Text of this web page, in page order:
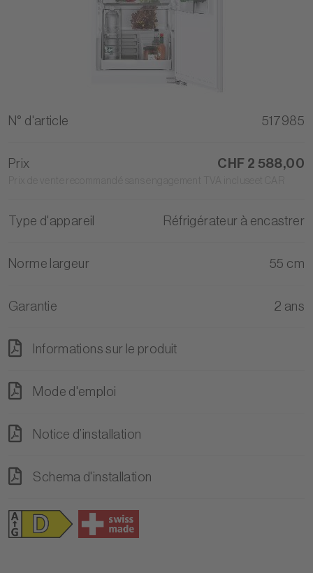
N° d'article 517985
Prix CHF 2 588,00
Type d'appareil Réfrigérateur à encastrer
Norme largeur 55 cm
Garantie 2 ans
Informations sur le produit
Mode d'emploi
Notice d’installation
Schema d'installation